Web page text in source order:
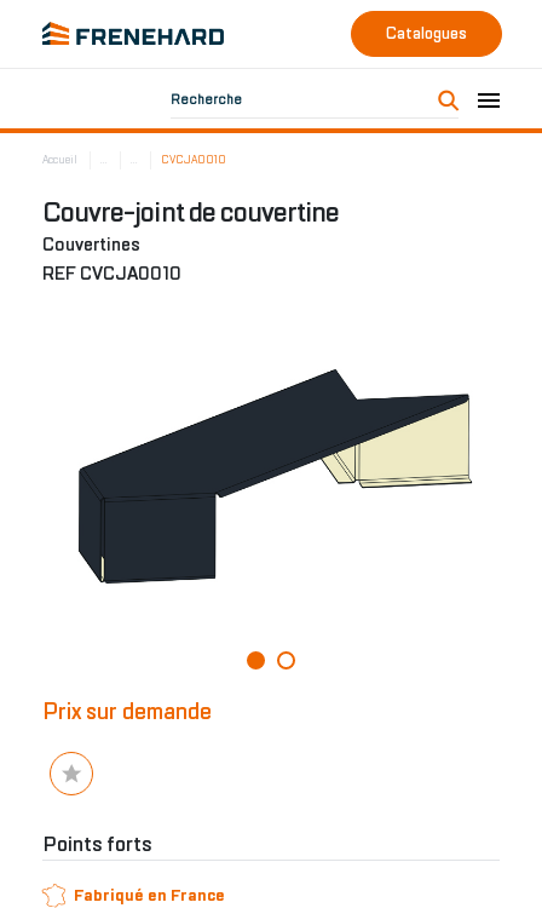
Recherche
Catalogues
Accueil ... ... CVCJA0010
Couvre-joint de couvertine
Couvertines
REF CVCJA0010
Prix sur demande
Points forts
Fabriqué en France